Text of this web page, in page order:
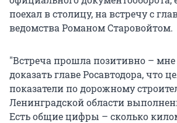
поехал в столицу, на встречу с
ведомства Романом Старовойтом.
"Встреча прошла позитивно – мне
доказать главе Росавтодора, что
показатели по дорожному
Ленинградской области
Есть общие цифры – сколько